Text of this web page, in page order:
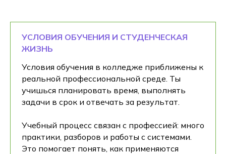
УСЛОВИЯ ОБУЧЕНИЯ И СТУДЕНЧЕСКАЯ
ЖИЗНЬ
Условия обучения в колледже приближены к
реальной профессиональной среде. Ты
учишься планировать время, выполнять
задачи в срок и отвечать за результат.
Учебный процесс связан с профессией: много
практики, разборов и работы с системами.
Это помогает понять, как применяются